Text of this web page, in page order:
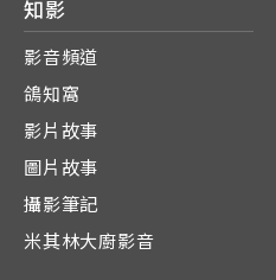
知影
影音頻道
鴿知窩
影片故事
圖片故事
攝影筆記
米其林大廚影音